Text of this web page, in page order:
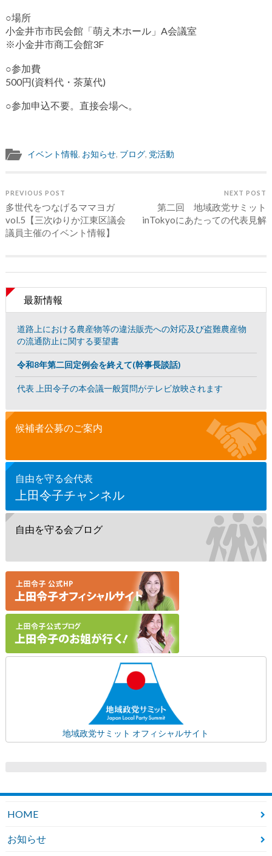
○場所
小金井市市民会館「萌え木ホール」A会議室
※小金井市商工会館3F
○参加費
500円(資料代・茶菓代)
○参加申込不要。直接会場へ。
イベント情報, お知らせ, ブログ, 党活動
PREVIOUS POST
多世代をつなげるママヨガ
vol.5【三次ゆりか江東区議会
議員主催のイベント情報】
NEXT POST
第二回 地域政党サミット
inTokyoにあたっての代表見解
最新情報
道路上における農産物等の違法販売への対応及び盗難農産物
の流通防止に関する要望書
令和8年第二回定例会を終えて(幹事長談話)
代表 上田令子の本会議一般質問がテレビ放映されます
候補者公募のご案内
自由を守る会代表
上田令子チャンネル
自由を守る会ブログ
地域政党サミット オフィシャルサイト
HOME
お知らせ